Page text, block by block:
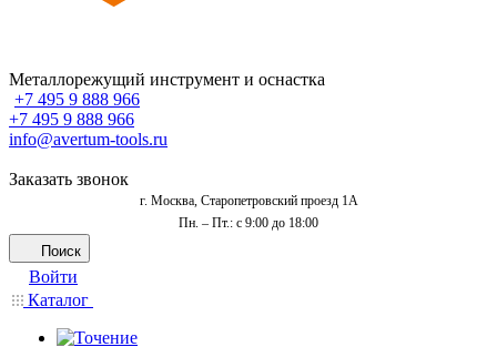
Металлорежущий инструмент и оснастка
+7 495 9 888 966
+7 495 9 888 966
info@avertum-tools.ru
Заказать звонок
г. Москва, Старопетровский проезд 1А
Пн. – Пт.: с 9:00 до 18:00
Поиск
Войти
Каталог